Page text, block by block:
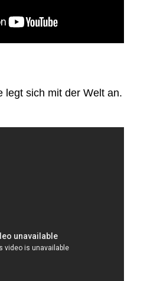
legt sich mit der Welt an.